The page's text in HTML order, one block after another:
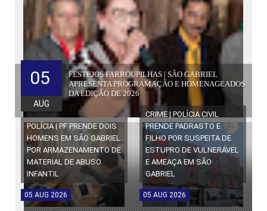
FESTEJOS FARROUPILHAS | SÃO GABRIEL
APRESENTA PROGRAMAÇÃO E HOMENAGEADOS
DA EDIÇÃO DE 2026
05
AUG
POLÍCIA | PF PRENDE DOIS
HOMENS EM SÃO GABRIEL
POR ARMAZENAMENTO DE
MATERIAL DE ABUSO
INFANTIL
05 AUG 2026
CRIME | POLÍCIA CIVIL
PRENDE PADRASTO E
FILHO POR SUSPEITA DE
ESTUPRO DE VULNERÁVEL
E AMEAÇA EM SÃO
GABRIEL
05 AUG 2026